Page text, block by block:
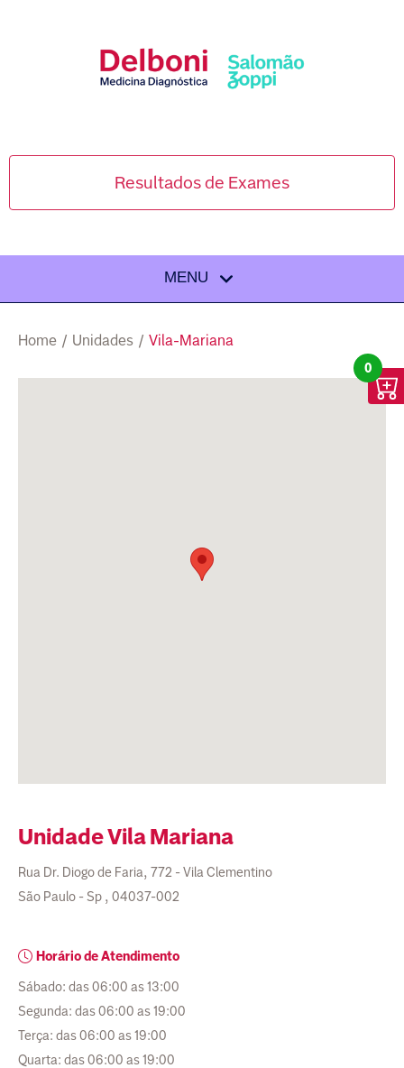
Resultados de Exames
MENU
Home / Unidades / Vila-Mariana
0
UnidadeVila Mariana
Rua Dr. Diogo de Faria, 772 - Vila Clementino
São Paulo - Sp , 04037-002
Horário de Atendimento
Sábado: das 06:00 as 13:00
Segunda: das 06:00 as 19:00
Terça: das 06:00 as 19:00
Quarta: das 06:00 as 19:00